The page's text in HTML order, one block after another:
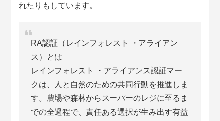
れたりもしています。
RA認証（レインフォレスト ・アライアン
ス）とは
レインフォレスト ・アライアンス認証マー
クは、人と自然のための共同行動を推進しま
す。農場や森林からスーパーのレジに至るま
での全過程で、責任ある選択が生み出す有益